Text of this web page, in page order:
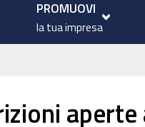
PROMUOVI
la tua impresa